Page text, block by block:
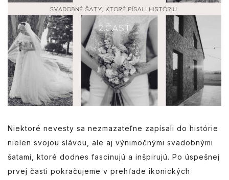
Niektoré nevesty sa nezmazateľne zapísali do histórie
nielen svojou slávou, ale aj výnimočnými svadobnými
šatami, ktoré dodnes fascinujú a inšpirujú. Po úspešnej
prvej časti pokračujeme v prehľade ikonických